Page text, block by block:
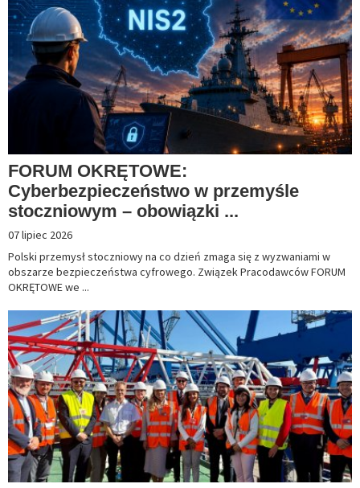
FORUM OKRĘTOWE:
Cyberbezpieczeństwo w przemyśle
stoczniowym – obowiązki ...
07 lipiec 2026
Polski przemysł stoczniowy na co dzień zmaga się z wyzwaniami w
obszarze bezpieczeństwa cyfrowego. Związek Pracodawców FORUM
OKRĘTOWE we ...